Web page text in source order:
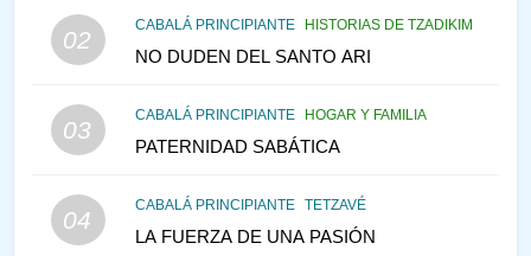
02
CABALÁ PRINCIPIANTE HISTORIAS DE TZADIKIM
NO DUDEN DEL SANTO ARI
03
CABALÁ PRINCIPIANTE HOGAR Y FAMILIA
PATERNIDAD SABÁTICA
04
CABALÁ PRINCIPIANTE TETZAVÉ
LA FUERZA DE UNA PASIÓN
146
TEMPLO Y LA ALEGRÍA EN
VEAMOS ¿POR QUÉ
IEHOSHÚA? Y LA QUEJA DE